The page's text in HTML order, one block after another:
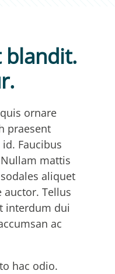
blandit.
ornare
praesent
Faucibus
mattis
aliquet
auctor. Tellus
interdum dui
ac
hac odio.